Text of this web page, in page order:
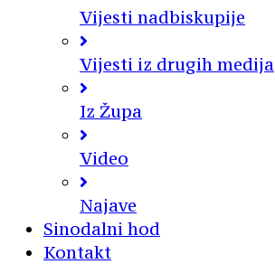
Vijesti nadbiskupije
Vijesti iz drugih medija
Iz Župa
Video
Najave
Sinodalni hod
Kontakt